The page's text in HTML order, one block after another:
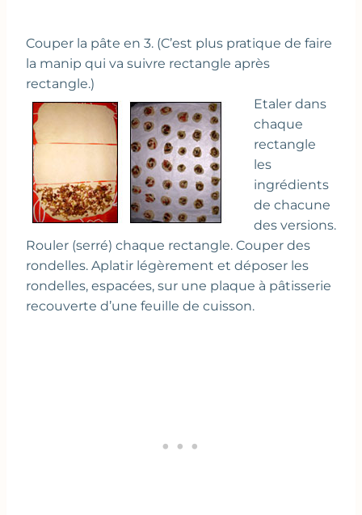
Couper la pâte en 3. (C’est plus pratique de faire
la manip qui va suivre rectangle après
rectangle.)
Etaler dans
chaque
rectangle
les
ingrédients
de chacune
des versions.
Rouler (serré) chaque rectangle. Couper des
rondelles. Aplatir légèrement et déposer les
rondelles, espacées, sur une plaque à pâtisserie
recouverte d’une feuille de cuisson.